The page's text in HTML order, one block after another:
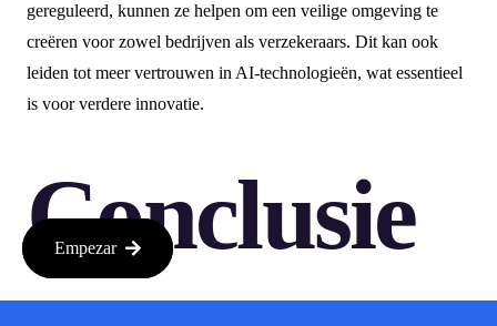
gereguleerd, kunnen ze helpen om een veilige omgeving te
creëren voor zowel bedrijven als verzekeraars. Dit kan ook
leiden tot meer vertrouwen in AI-technologieën, wat essentieel
is voor verdere innovatie.
Conclusie
Empezar